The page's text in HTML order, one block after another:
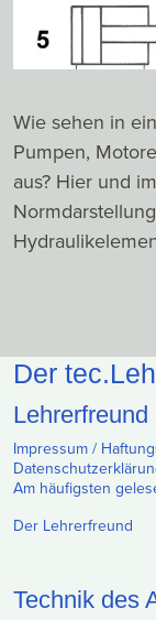
Wie sehen in
Pumpen,
aus? Hier und
Der
Impressum /
Am häufigsten
Der Lehrerfreund
Technik des